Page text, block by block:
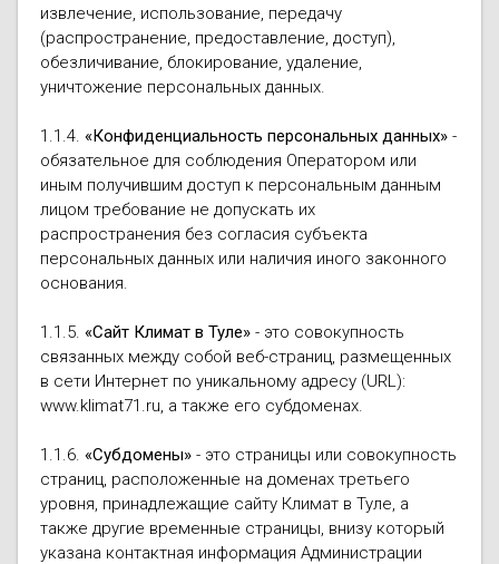
извлечение, использование, передачу
(распространение, предоставление, доступ),
обезличивание, блокирование, удаление,
уничтожение персональных данных.
1.1.4. «Конфиденциальность персональных данных» -
обязательное для соблюдения Оператором или
иным получившим доступ к персональным данным
лицом требование не допускать их
распространения без согласия субъекта
персональных данных или наличия иного законного
основания.
1.1.5. «Сайт Климат в Туле» - это совокупность
связанных между собой веб-страниц, размещенных
в сети Интернет по уникальному адресу (URL):
www.klimat71.ru, а также его субдоменах.
1.1.6. «Субдомены» - это страницы или совокупность
страниц, расположенные на доменах третьего
уровня, принадлежащие сайту Климат в Туле, а
также другие временные страницы, внизу который
указана контактная информация Администрации